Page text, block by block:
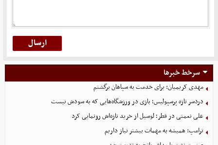
سرخط خبرها
مهدی کریمیان: برای خدمت به سپاهان برگشتم
دردسر تازه پرسپولیس؛ بازی در ورزشگاه‌هایی که به سودش نیست
علی نعمتی در قطر؛ لوسیل از خرید تازه‌اش رونمایی کرد
ترامپ: همیشه به مهمات بیشتر نیاز داریم